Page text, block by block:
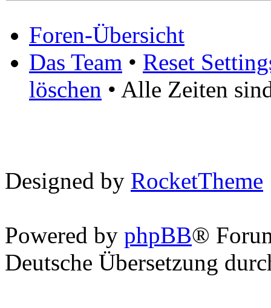
Foren-Übersicht
Das Team • Reset
löschen • Alle Zeiten
Designed by RocketTheme
Powered by phpBB®
Deutsche Übersetzung